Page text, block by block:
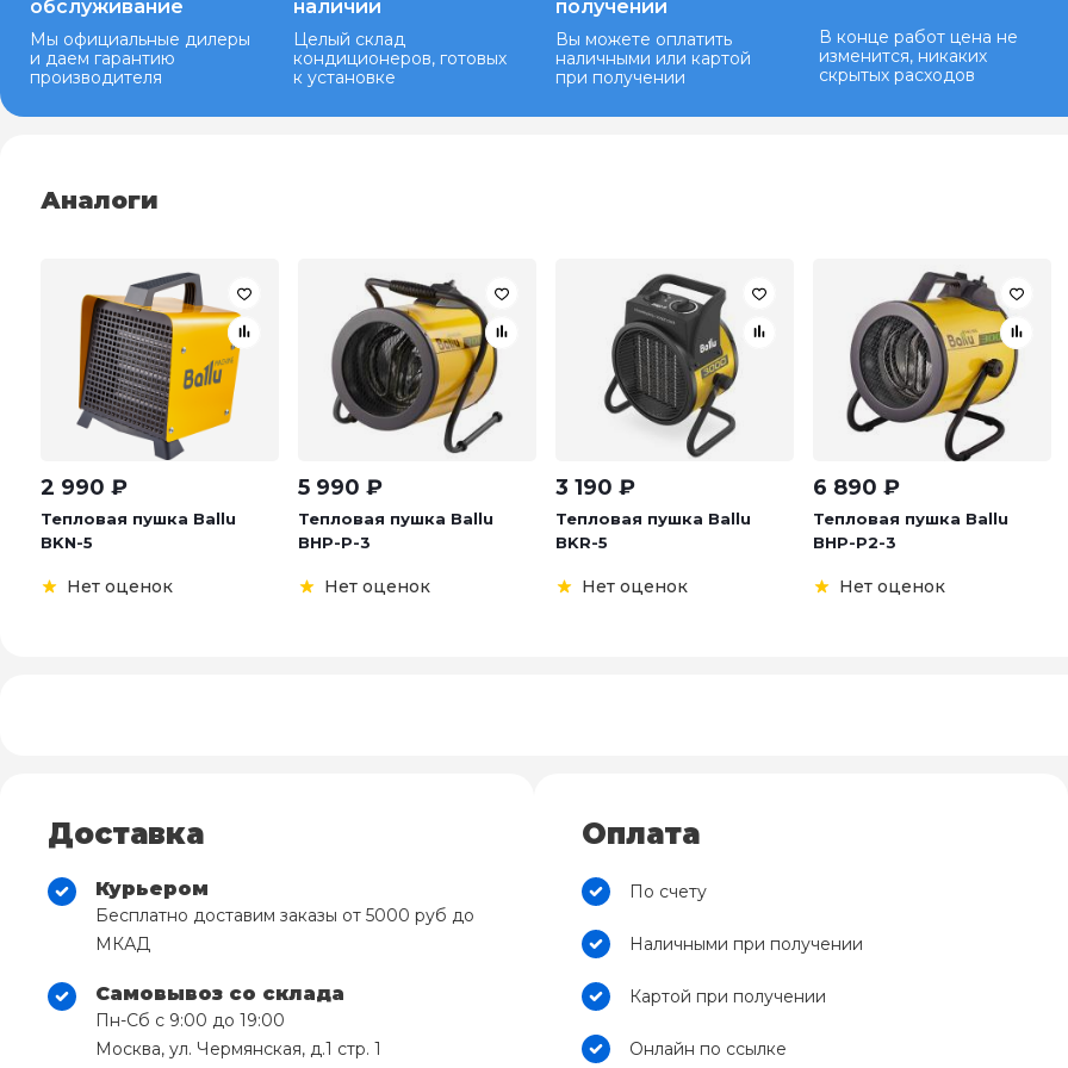
обслуживание
Мы официальные дилеры
и даем гарантию
производителя
наличии
Целый склад
кондиционеров, готовых
к установке
получении
Вы можете оплатить
наличными или картой
при получении
В конце работ цена не
изменится, никаких
скрытых расходов
Аналоги
2 990 ₽
Тепловая пушка Ballu
BKN-5
Нет оценок
5 990 ₽
Тепловая пушка Ballu
BHP-P-3
Нет оценок
3 190 ₽
Тепловая пушка Ballu
BKR-5
Нет оценок
6 890 ₽
Тепловая пушка Ballu
BHP-P2-3
Нет оценок
Доставка
Курьером
Бесплатно доставим заказы от 5000 руб до
МКАД
Самовывоз со склада
Пн-Сб с 9:00 до 19:00
Москва, ул. Чермянская, д.1 стр. 1
Оплата
По счету
Наличными при получении
Картой при получении
Онлайн по ссылке